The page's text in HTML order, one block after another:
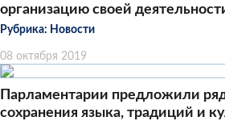
организацию своей
Рубрика: Новости
08 октября 2019
Парламентарии предложили
сохранения языка, традиций и